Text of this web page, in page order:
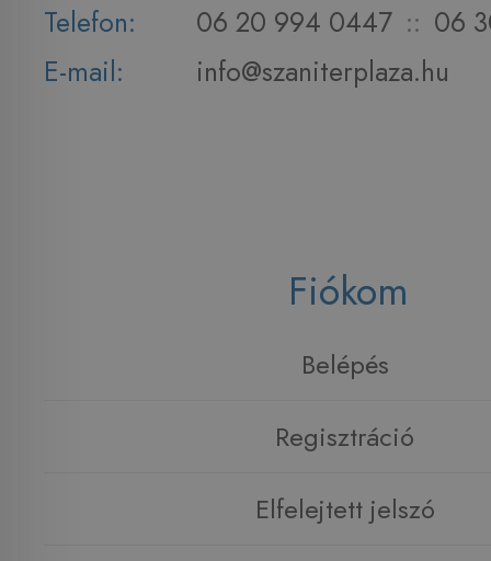
Telefon:
06 20 994 0447 :: 06
E-mail:
info@szaniterplaza.hu
Fiókom
Belépés
Regisztráció
Elfelejtett jelszó